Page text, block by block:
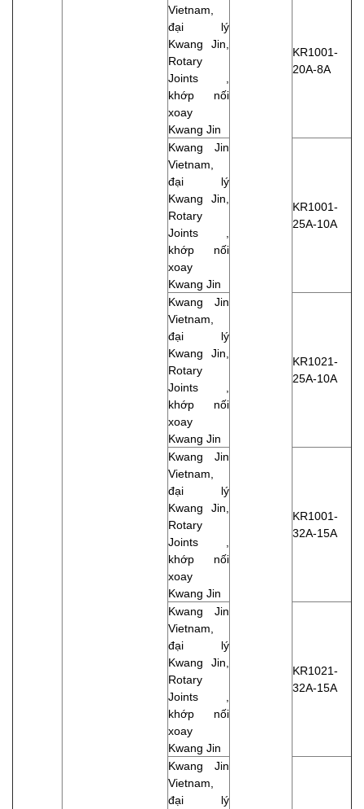
Vietnam,
đại lý
Kwang Jin,
Rotary
Joints ,
khớp nối
xoay
Kwang Jin
KR1001-
20A-8A
Kwang Jin
Vietnam,
đại lý
Kwang Jin,
Rotary
Joints ,
khớp nối
xoay
Kwang Jin
KR1001-
25A-10A
Kwang Jin
Vietnam,
đại lý
Kwang Jin,
Rotary
Joints ,
khớp nối
xoay
Kwang Jin
KR1021-
25A-10A
Kwang Jin
Vietnam,
đại lý
Kwang Jin,
Rotary
Joints ,
khớp nối
xoay
Kwang Jin
KR1001-
32A-15A
Kwang Jin
Vietnam,
đại lý
Kwang Jin,
Rotary
Joints ,
khớp nối
xoay
Kwang Jin
KR1021-
32A-15A
Kwang Jin
Vietnam,
đại lý